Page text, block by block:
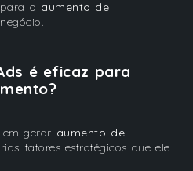
o aumento de
é eficaz para
em gerar aumento de
fatores estratégicos que ele